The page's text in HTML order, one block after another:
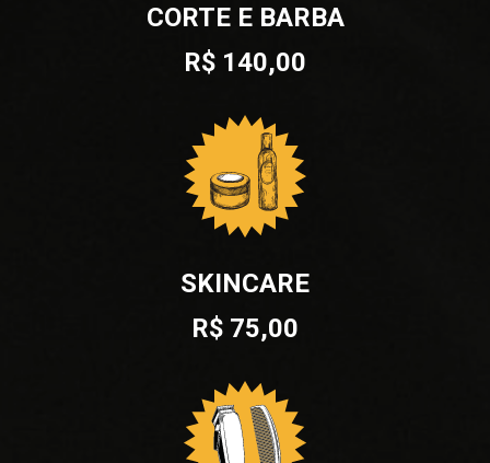
CORTE E BARBA
R$ 140,00
SKINCARE
R$ 75,00